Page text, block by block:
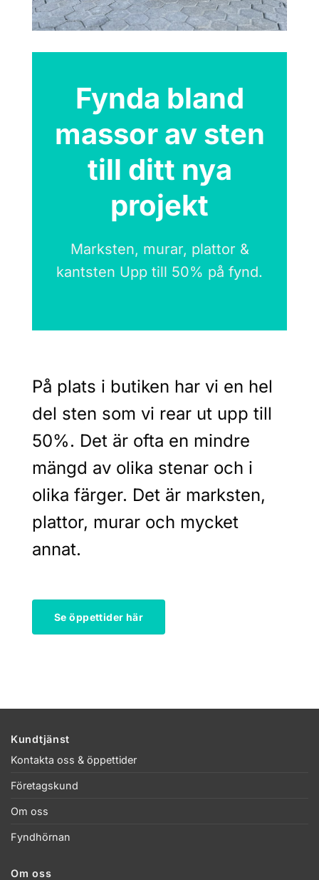
Fynda bland
massor av sten
till ditt nya
projekt
Marksten, murar, plattor &
kantsten Upp till 50% på fynd.
På plats i butiken har vi en hel
del sten som vi rear ut upp till
50%. Det är ofta en mindre
mängd av olika stenar och i
olika färger. Det är marksten,
plattor, murar och mycket
annat.
Se öppettider här
Kundtjänst
Kontakta oss & öppettider
Företagskund
Om oss
Fyndhörnan
Om oss